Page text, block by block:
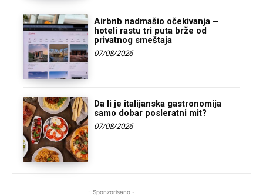
Airbnb nadmašio očekivanja –
hoteli rastu tri puta brže od
privatnog smeštaja
07/08/2026
Da li je italijanska gastronomija
samo dobar posleratni mit?
07/08/2026
- Sponzorisano -